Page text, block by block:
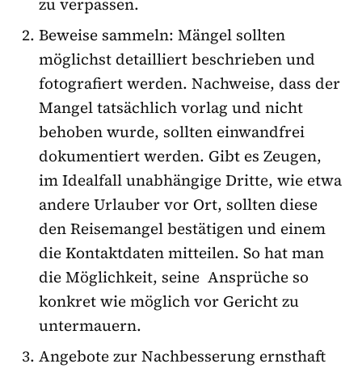
zu verpassen.
Beweise sammeln: Mängel sollten
möglichst detailliert beschrieben und
fotografiert werden. Nachweise, dass der
Mangel tatsächlich vorlag und nicht
behoben wurde, sollten einwandfrei
dokumentiert werden. Gibt es Zeugen,
im Idealfall unabhängige Dritte, wie etwa
andere Urlauber vor Ort, sollten diese
den Reisemangel bestätigen und einem
die Kontaktdaten mitteilen. So hat man
die Möglichkeit, seine Ansprüche so
konkret wie möglich vor Gericht zu
untermauern.
Angebote zur Nachbesserung ernsthaft